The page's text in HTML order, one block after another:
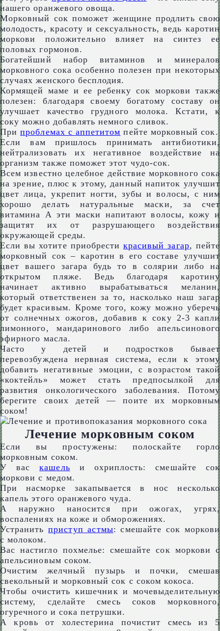
нашего оранжевого овоща.
Морковный сок поможет женщине продлить свою
молодость, красоту и сексуальность, ведь каротин
моркови положительно влияет на синтез ее
половых гормонов.
Богатейший набор витаминов и минералов
морковного сока особенно полезен при некоторых
случаях женского бесплодия.
Кормящей маме и ее ребенку сок моркови также
полезен: благодаря своему богатому составу он
улучшает качество грудного молока. Кстати, к
соку можно добавлять немного сливок.
Припроблемах с аппетитом пейте морковный сок.
Если вам пришлось принимать антибиотики,
нейтрализовать их негативное воздействие на
организм также поможет этот чудо-сок.
Всем известно целебное действие морковного сока
на зрение, плюс к этому, данный напиток улучшит
цвет лица, укрепит ногти, зубы и волосы, с ним
хорошо делать натуральные маски, за счет
витамина А эти маски напитают волосы, кожу и
защитят их от разрушающего воздействия
окружающей среды.
Если вы хотите приобрестикрасивый загар, пейте
морковный сок – каротин в его составе улучшит
цвет вашего загара будь то в солярии либо на
открытом пляже. Ведь благодаря каротину
начинает активно вырабатываться меланин,
который ответственен за то, насколько наш загар
будет красивым. Кроме того, кожу можно уберечь
от солнечных ожогов, добавив к соку 2-3 капли
лимонного, мандаринового либо апельсинового
эфирного масла.
Часто у детей и подростков бывает
перевозбуждена нервная система, если к этому
добавить негативные эмоции, с возрастом такой
«коктейль» может стать предпосылкой для
развития онкологического заболевания. Потому
берегите своих детей — поите их морковным
соком!
Лечение морковным соком
Если вы простужены: полоскайте горло
морковным соком.
У васкашель и охриплость: смешайте сок
моркови с медом.
При насморке закапывается в нос несколько
капель этого оранжевого чуда.
А наружно наносится при ожогах, угрях,
воспалениях на коже и обморожениях.
Устранитьприступ астмы: смешайте сок моркови
с молоком.
Вас настигло похмелье: смешайте сок моркови с
апельсиновым соком.
Очистим желчный пузырь и почки, смешав
свекольный и морковный сок с соком кокоса.
Чтобы очистить кишечник и мочевыделительную
систему, сделайте смесь соков морковного,
огуречного и сока петрушки.
А кровь от холестерина почистит смесь из 5